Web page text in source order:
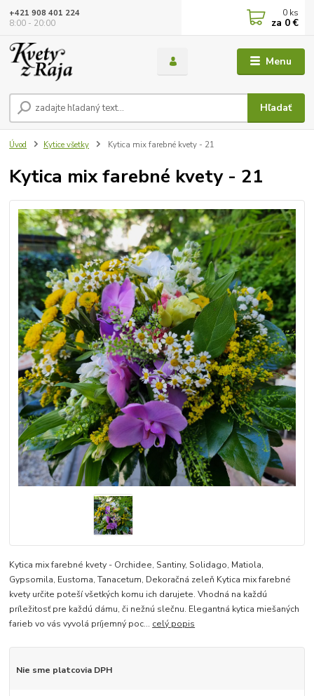
Menu
Hľadať
+421 908 401 224
8:00 - 20:00
0 ks
za 0 €
Úvod Kytice všetky Kytica mix farebné kvety - 21
Kytica mix farebné kvety - 21
Kytica mix farebné kvety - Orchidee, Santiny, Solidago, Matiola,
Gypsomila, Eustoma, Tanacetum, Dekoračná zeleň Kytica mix farebné
kvety určite poteší všetkých komu ich darujete. Vhodná na každú
príležitosť pre každú dámu, či nežnú slečnu. Elegantná kytica miešaných
farieb vo vás vyvolá príjemný poc... celý popis
Nie sme platcovia DPH